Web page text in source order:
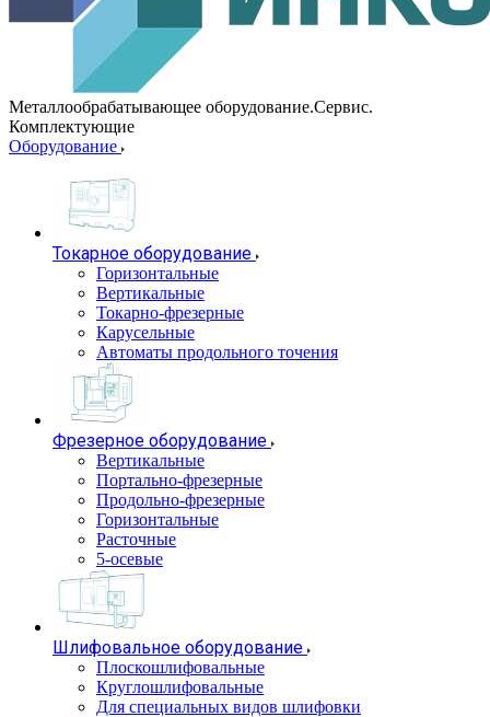
Металлообрабатывающее оборудование.Сервис.
Комплектующие
Оборудование
Токарное оборудование
Горизонтальные
Вертикальные
Токарно-фрезерные
Карусельные
Автоматы продольного точения
Фрезерное оборудование
Вертикальные
Портально-фрезерные
Продольно-фрезерные
Горизонтальные
Расточные
5-осевые
Шлифовальное оборудование
Плоскошлифовальные
Круглошлифовальные
Для специальных видов шлифовки